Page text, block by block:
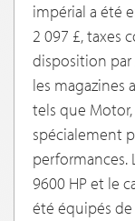
impérial a été
2 097 £, taxes
disposition par
les magazines
tels que
spécialement
performances.
9600 HP et le
été équipés